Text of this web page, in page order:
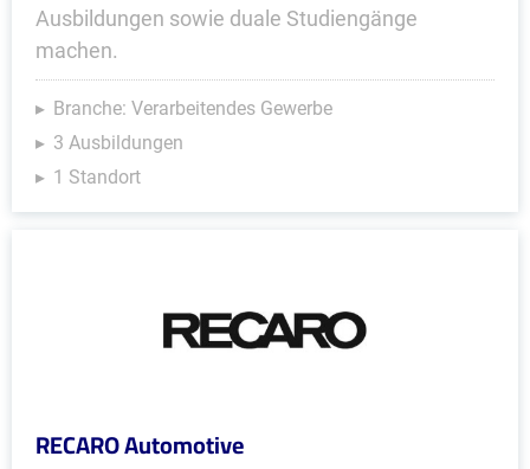
Ausbildungen sowie duale Studiengänge
machen.
Branche: Verarbeitendes Gewerbe
3 Ausbildungen
1 Standort
RECARO Automotive